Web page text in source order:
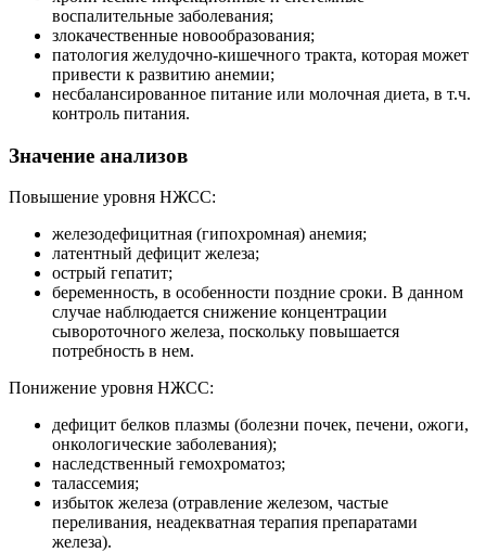
воспалительные заболевания;
злокачественные новообразования;
патология желудочно-кишечного тракта, которая может
привести к развитию анемии;
несбалансированное питание или молочная диета, в т.ч.
контроль питания.
Значение анализов
Повышение уровня НЖСС:
железодефицитная (гипохромная) анемия;
латентный дефицит железа;
острый гепатит;
беременность, в особенности поздние сроки. В данном
случае наблюдается снижение концентрации
сывороточного железа, поскольку повышается
потребность в нем.
Понижение уровня НЖСС:
дефицит белков плазмы (болезни почек, печени, ожоги,
онкологические заболевания);
наследственный гемохроматоз;
талассемия;
избыток железа (отравление железом, частые
переливания, неадекватная терапия препаратами
железа).